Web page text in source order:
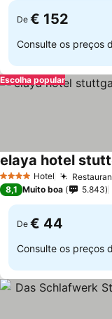
De € 152
Consulte os preços
Escolha popular
4 EstrelasHotel
Ver preços
8,1 Muito boa 5.843
De € 44
Consulte os preços